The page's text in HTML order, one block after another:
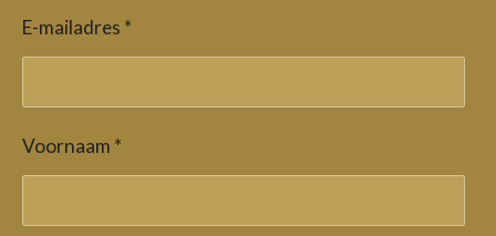
E-mailadres *
Voornaam *